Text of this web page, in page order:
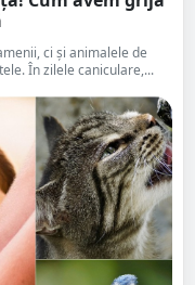
ci și animalele de
În zilele caniculare,...